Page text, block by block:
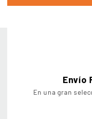
Envío
En una gran